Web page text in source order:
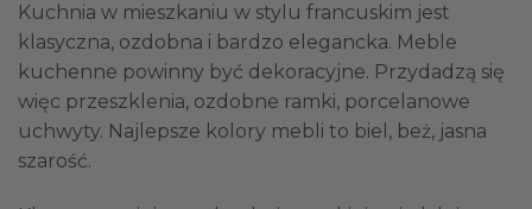
Kuchnia w mieszkaniu w stylu francuskim jest
klasyczna, ozdobna i bardzo elegancka. Meble
kuchenne powinny być dekoracyjne. Przydadzą się
więc przeszklenia, ozdobne ramki, porcelanowe
uchwyty. Najlepsze kolory mebli to biel, beż, jasna
szarość.